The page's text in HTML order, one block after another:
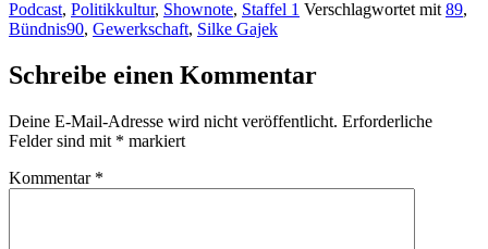
Podcast, Politikkultur, Shownote, Staffel 1 Verschlagwortet mit 89,
Bündnis90, Gewerkschaft, Silke Gajek
Schreibe einen Kommentar
Deine E-Mail-Adresse wird nicht veröffentlicht. Erforderliche
Felder sind mit * markiert
Kommentar *